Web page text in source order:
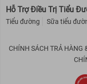
Mask REX
Loại bỏ tế bào da chết,
dịu, dưỡng ẩm da, giúp
Giúp chăm sóc lỗ chân
giúp làm đều
Hỗ Trợ Điều Trị Tiểu
Tiểu đường Sữa tiểu
CHÍNH SÁCH TRẢ HÀNG